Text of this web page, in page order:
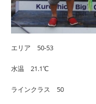
エリア 50-53
水温 21.1℃
ラインクラス 50